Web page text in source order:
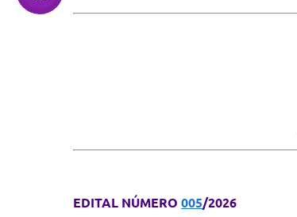
EDITAL NÚMERO 005/2026